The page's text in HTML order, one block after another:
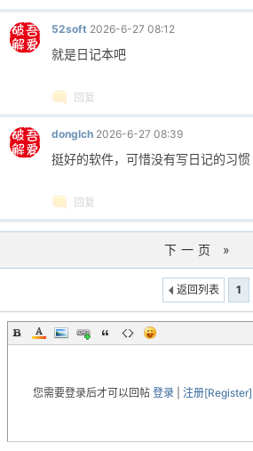
52soft 2026-6-27 08:12
就是日记本吧
回复
donglch 2026-6-27 08:39
挺好的软件，可惜没有写日记的习惯
回复
下一页 »
1
返回列表
您需要登录后才可以回帖 登录 注册[Register]